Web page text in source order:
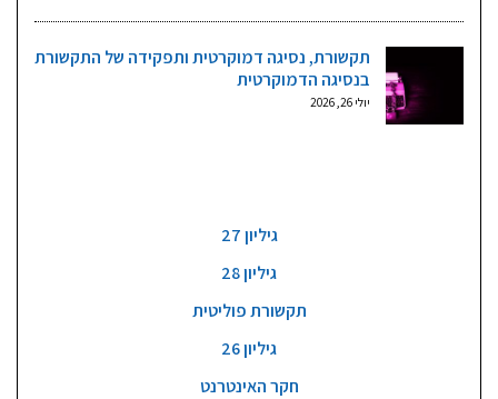
תקשורת, נסיגה דמוקרטית ותפקידה של התקשורת
בנסיגה הדמוקרטית
יולי 26, 2026
גיליון 27
גיליון 28
תקשורת פוליטית
גיליון 26
חקר האינטרנט